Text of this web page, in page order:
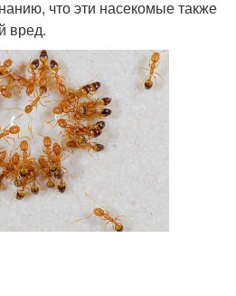
что эти насекомые также
вред.